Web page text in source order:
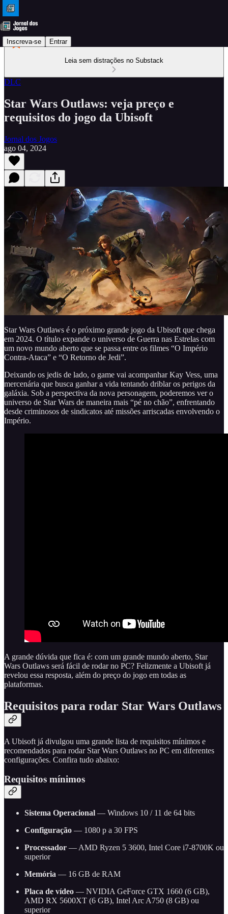
Inscreva-se Entrar
Leia sem distrações no Substack
DLC
Star Wars Outlaws: veja preço e
requisitos do jogo da Ubisoft
Jornal dos Jogos
ago 04, 2024
Star Wars Outlaws é o próximo grande jogo da Ubisoft que chega
em 2024. O título expande o universo de Guerra nas Estrelas com
um novo mundo aberto que se passa entre os filmes “O Império
Contra-Ataca” e “O Retorno de Jedi”.
Deixando os jedis de lado, o game vai acompanhar Kay Vess, uma
mercenária que busca ganhar a vida tentando driblar os perigos da
galáxia. Sob a perspectiva da nova personagem, poderemos ver o
universo de Star Wars de maneira mais “pé no chão”, enfrentando
desde criminosos de sindicatos até missões arriscadas envolvendo o
Império.
A grande dúvida que fica é: com um grande mundo aberto, Star
Wars Outlaws será fácil de rodar no PC? Felizmente a Ubisoft já
revelou essa resposta, além do preço do jogo em todas as
plataformas.
Requisitos para rodar Star Wars Outlaws
A Ubisoft já divulgou uma grande lista de requisitos mínimos e
recomendados para rodar Star Wars Outlaws no PC em diferentes
configurações. Confira tudo abaixo:
Requisitos mínimos
Sistema Operacional — Windows 10 / 11 de 64 bits
Configuração — 1080 p a 30 FPS
Processador — AMD Ryzen 5 3600, Intel Core i7-8700K ou
superior
Memória — 16 GB de RAM
Placa de vídeo — NVIDIA GeForce GTX 1660 (6 GB),
AMD RX 5600XT (6 GB), Intel Arc A750 (8 GB) ou
superior